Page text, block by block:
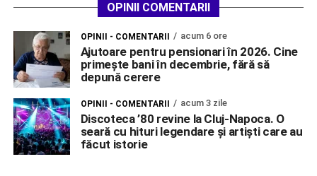
OPINII COMENTARII
OPINII - COMENTARII acum 6 ore
Ajutoare pentru pensionari în 2026. Cine
primește bani în decembrie, fără să
depună cerere
OPINII - COMENTARII acum 3 zile
Discoteca ’80 revine la Cluj-Napoca. O
seară cu hituri legendare și artiști care au
făcut istorie